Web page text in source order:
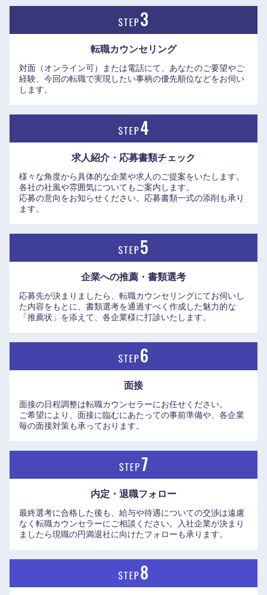
き、挑戦していける環境が整備されました。主体性を持って
成長したい人材にとって、非常に魅力的なフィールドが広が
・働き方は非常にフレキシブルで、コアタイムなしのフレッ
クスタイム制やフルリモートワークが活用されており、全社
人の裁量に委ねられています。IT・デジタル部門などでは平
均残業時間が20時間未満の組織も多く、ワークライフバラン
スの高さも魅力です。さらに「中外製薬グループ禁煙宣言」
のもと、2030年末の喫煙率ゼロを目指して全事業所内を完全
禁煙とするなど、社員の健康経営にも非常に注力していま
す。
の機会も豊富にあり、グローバルな刺激を受けながら腰を据
えて長く活躍したい方に最適な環境が整っています。
転職カウンセリング
対面（オンライン可）または電話にて、あなたのご要望やご
経験、今回の転職で実現したい事柄の優先順位などをお伺い
します。
求人紹介・応募書類チェック
様々な角度から具体的な企業や求人のご提案をいたします。
各社の社風や雰囲気についてもご案内します。
応募の意向をお知らせください。応募書類一式の添削も承り
ます。
企業への推薦・書類選考
応募先が決まりましたら、転職カウンセリングにてお伺いし
た内容をもとに、書類選考を通過すべく作成した魅力的な
「推薦状」を添えて、各企業様に打診いたします。
面接
面接の日程調整は転職カウンセラーにお任せください。
ご希望により、面接に臨むにあたっての事前準備や、各企業
毎の面接対策も承っております。
内定・退職フォロー
最終選考に合格した後も、給与や待遇についての交渉は遠慮
なく転職カウンセラーにご相談ください。入社企業が決まり
ましたら現職の円満退社に向けたフォローも承ります。
中国・四国地方
鳥取県 島根県
山口県 徳島県
香川県 愛媛県